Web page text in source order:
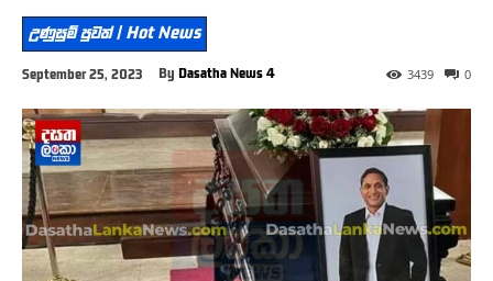
උණුසුම් පුවත් | Hot News
September 25, 2023 By Dasatha News 4 0
3439